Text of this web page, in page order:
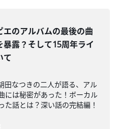
のアルバムの最後の曲
暴露？そして15周年ライ
て
田なつきの二人が語る、アル
には秘密があった！ボーカル
た話とは？深い話の完結編！